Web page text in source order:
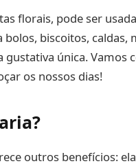
florais, pode ser
biscoitos, caldas,
única. Vamos
os nossos dias!
outros benefícios: